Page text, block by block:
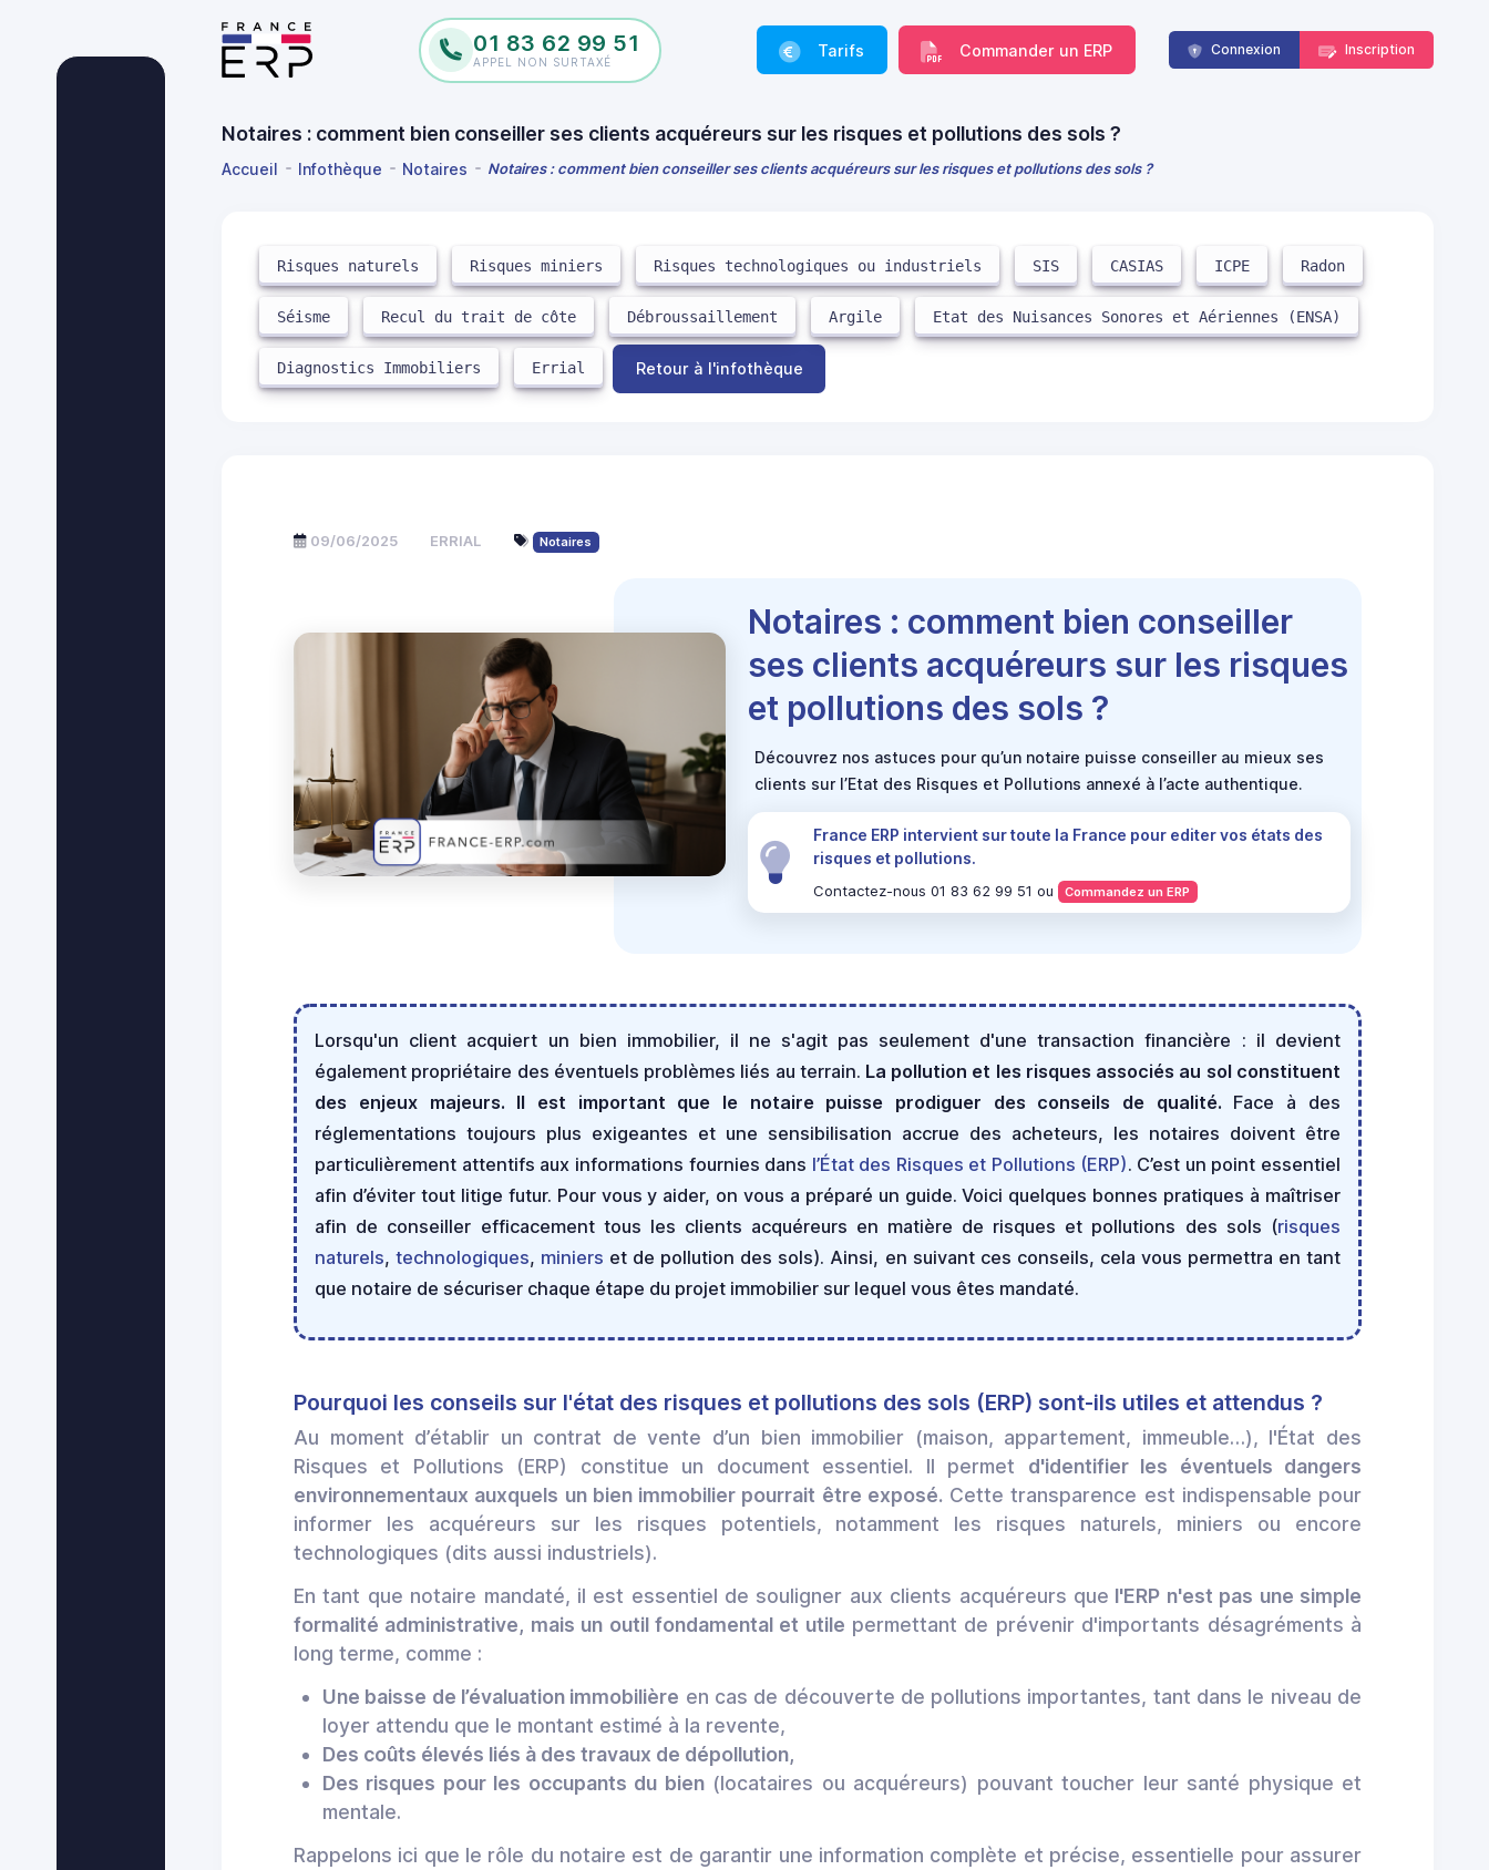
01 83 62 99 51
APPEL NON SURTAXÉ
Tarifs Commander un ERP Connexion Inscription
Notaires : comment bien conseiller ses clients acquéreurs sur les risques et pollutions des sols ?
Accueil Infothèque Notaires Notaires : comment bien conseiller ses clients acquéreurs sur les risques et pollutions des sols ?
Risques naturels Risques miniers Risques technologiques ou industriels SIS CASIAS ICPE Radon
Séisme Recul du trait de côte Débroussaillement Argile Etat des Nuisances Sonores et Aériennes (ENSA)
Diagnostics Immobiliers Errial Retour à l'infothèque
09/06/2025 ERRIAL Notaires
Notaires : comment bien conseiller
ses clients acquéreurs sur les risques
et pollutions des sols ?
Découvrez nos astuces pour qu’un notaire puisse conseiller au mieux ses
clients sur l’Etat des Risques et Pollutions annexé à l’acte authentique.
France ERP intervient sur toute la France pour editer vos états des
risques et pollutions.
Contactez-nous 01 83 62 99 51 ou Commandez un ERP
Lorsqu'un client acquiert un bien immobilier, il ne s'agit pas seulement d'une transaction financière : il devient
également propriétaire des éventuels problèmes liés au terrain. La pollution et les risques associés au sol constituent
des enjeux majeurs. Il est important que le notaire puisse prodiguer des conseils de qualité. Face à des
réglementations toujours plus exigeantes et une sensibilisation accrue des acheteurs, les notaires doivent être
particulièrement attentifs aux informations fournies dans l’État des Risques et Pollutions (ERP). C’est un point essentiel
afin d’éviter tout litige futur. Pour vous y aider, on vous a préparé un guide. Voici quelques bonnes pratiques à maîtriser
afin de conseiller efficacement tous les clients acquéreurs en matière de risques et pollutions des sols (risques
naturels,technologiques, miniers et de pollution des sols). Ainsi, en suivant ces conseils, cela vous permettra en tant
que notaire de sécuriser chaque étape du projet immobilier sur lequel vous êtes mandaté.
Pourquoi les conseils sur l'état des risques et pollutions des sols (ERP) sont-ils utiles et attendus ?
Au moment d’établir un contrat de vente d’un bien immobilier (maison, appartement, immeuble…), l'État des
Risques et Pollutions (ERP) constitue un document essentiel. Il permet d'identifier les éventuels dangers
environnementaux auxquels un bien immobilier pourrait être exposé.Cette transparence est indispensable pour
informer les acquéreurs sur les risques potentiels, notamment les risques naturels, miniers ou encore
technologiques (dits aussi industriels).
En tant que notaire mandaté, il est essentiel de souligner aux clients acquéreurs que l'ERP n'est pas une simple
formalité administrative, mais un outil fondamental et utile permettant de prévenir d'importants désagréments à
long terme, comme :
Une baisse de l’évaluation immobilière en cas de découverte de pollutions importantes, tant dans le niveau de
loyer attendu que le montant estimé à la revente,
Des coûts élevés liés à des travaux de dépollution,
Des risques pour les occupants du bien(locataires ou acquéreurs) pouvant toucher leur santé physique et
mentale.
Rappelons ici que le rôle du notaire est de garantir une information complète et précise, essentielle pour assurer